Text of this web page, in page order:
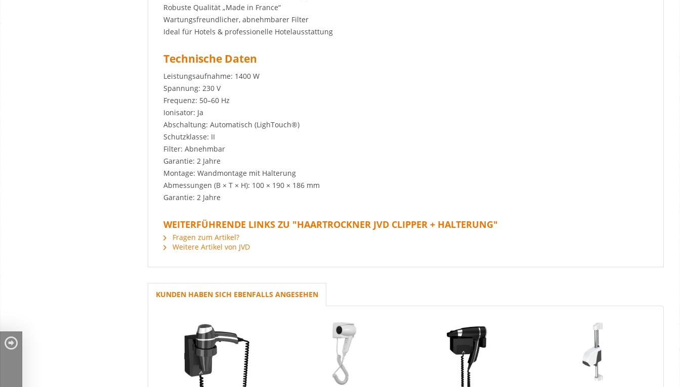
Robuste Qualität „Made in France“
Wartungsfreundlicher, abnehmbarer Filter
Ideal für Hotels & professionelle Hotelausstattung
Technische Daten
Leistungsaufnahme: 1400 W
Spannung: 230 V
Frequenz: 50–60 Hz
Ionisator: Ja
Abschaltung: Automatisch (LighTouch®)
Schutzklasse: II
Filter: Abnehmbar
Garantie: 2 Jahre
Montage: Wandmontage mit Halterung
Abmessungen (B × T × H): 100 × 190 × 186 mm
Garantie: 2 Jahre
WEITERFÜHRENDE LINKS ZU "HAARTROCKNER JVD CLIPPER + HALTERUNG"
Fragen zum Artikel?
Weitere Artikel von JVD
KUNDEN HABEN SICH EBENFALLS ANGESEHEN